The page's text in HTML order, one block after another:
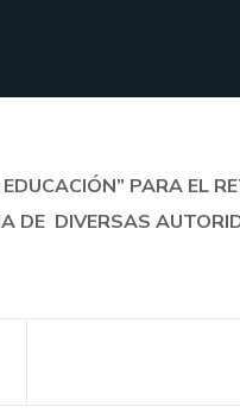
PARA EL
DE DIVERSAS